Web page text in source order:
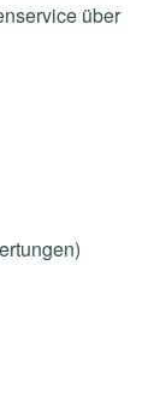
über